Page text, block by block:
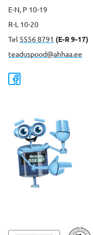
E-N, P 10-19
R-L 10-20
Tel 5556 8791 (E-R 9-17)
teaduspood@ahhaa.ee